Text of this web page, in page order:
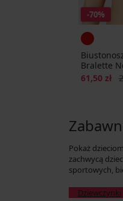
-70%
Bralette
Zniżka
61,50 zł
Pokaż
zachwycą
sportowych,
Dziewczynki